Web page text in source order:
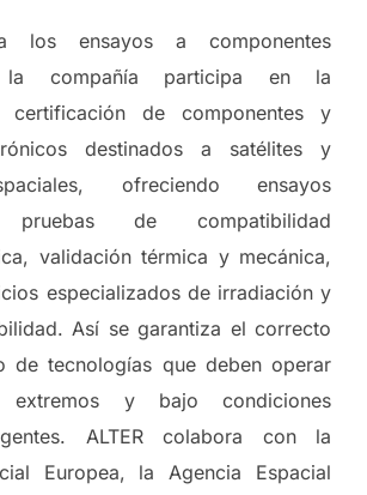
los ensayos a componentes
la compañía participa en la
certificación de componentes y
destinados a satélites y
ofreciendo ensayos
pruebas de compatibilidad
validación térmica y mecánica,
especializados de irradiación y
Así se garantiza el correcto
de tecnologías que deben operar
extremos y bajo condiciones
ALTER colabora con la
Europea, la Agencia Espacial